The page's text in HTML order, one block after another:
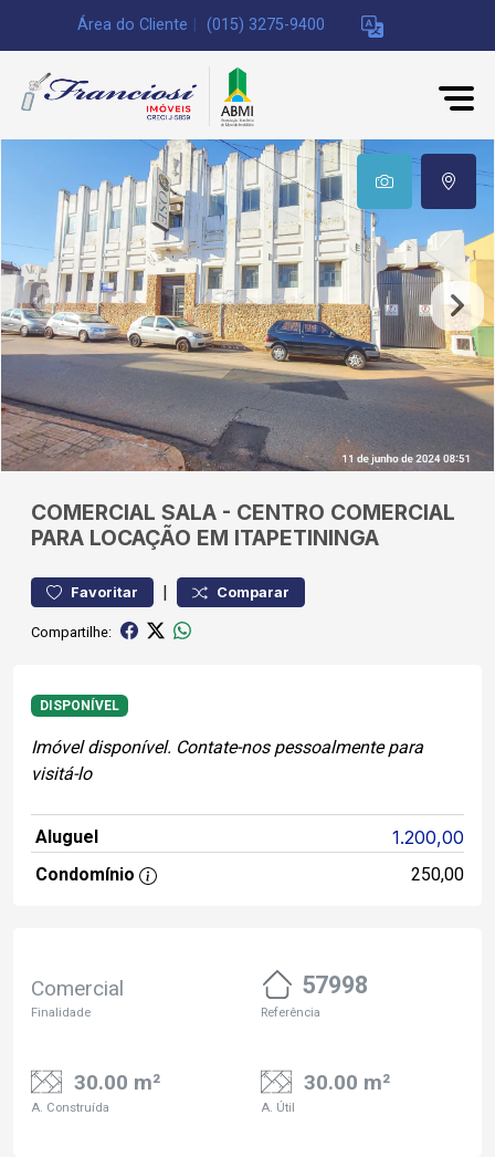
Área do Cliente (015) 3275-9400
COMERCIAL SALA - CENTRO COMERCIAL
PARA LOCAÇÃO EM ITAPETININGA
Favoritar | Comparar
Compartilhe:
DISPONÍVEL
Imóvel disponível. Contate-nos pessoalmente para
visitá-lo
Aluguel 1.200,00
Condomínio 250,00
Comercial
Finalidade
57998
Referência
30.00 m²
A. Construída
30.00 m²
A. Útil